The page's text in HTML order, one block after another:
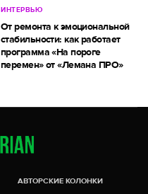
ИНТЕРВЬЮ
От ремонта к эмоциональной
стабильности: как работает
программа «На пороге
перемен» от «Лемана ПРО»
АВТОРСКИЕ КОЛОНКИ